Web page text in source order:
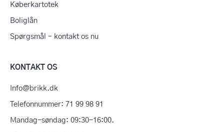
Køberkartotek
Boliglån
Spørgsmål – kontakt os nu
KONTAKT OS
Info@brikk.dk
Telefonnummer: 71 99 98 91
Mandag-søndag: 09:30-16:00.